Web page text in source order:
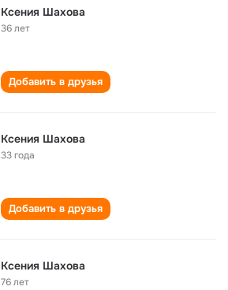
Ксения Шахова
36 лет
Добавить в друзья
Ксения Шахова
33 года
Добавить в друзья
Ксения Шахова
76 лет